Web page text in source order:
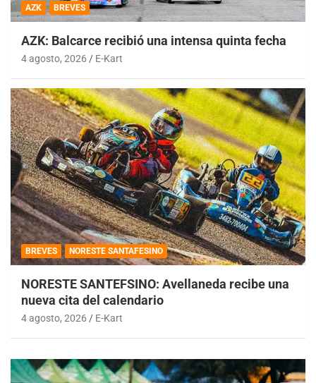
AZK BREVES
AZK: Balcarce recibió una intensa quinta fecha
4 agosto, 2026 E-Kart
BREVES NORESTE SANTAFESINO
NORESTE SANTEFSINO: Avellaneda recibe una
nueva cita del calendario
4 agosto, 2026 E-Kart